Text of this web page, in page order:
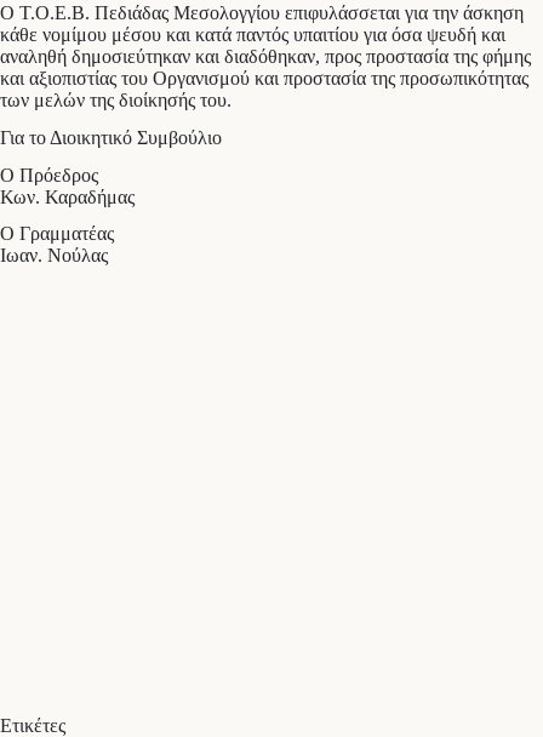
Ο Τ.Ο.Ε.Β. Πεδιάδας Μεσολογγίου επιφυλάσσεται για την άσκηση
κάθε νομίμου μέσου και κατά παντός υπαιτίου για όσα ψευδή και
αναληθή δημοσιεύτηκαν και διαδόθηκαν, προς προστασία της φήμης
και αξιοπιστίας του Οργανισμού και προστασία της προσωπικότητας
των μελών της διοίκησής του.
Για το Διοικητικό Συμβούλιο
Ο Πρόεδρος
Κων. Καραδήμας
Ο Γραμματέας
Ιωαν. Νούλας
Ετικέτες